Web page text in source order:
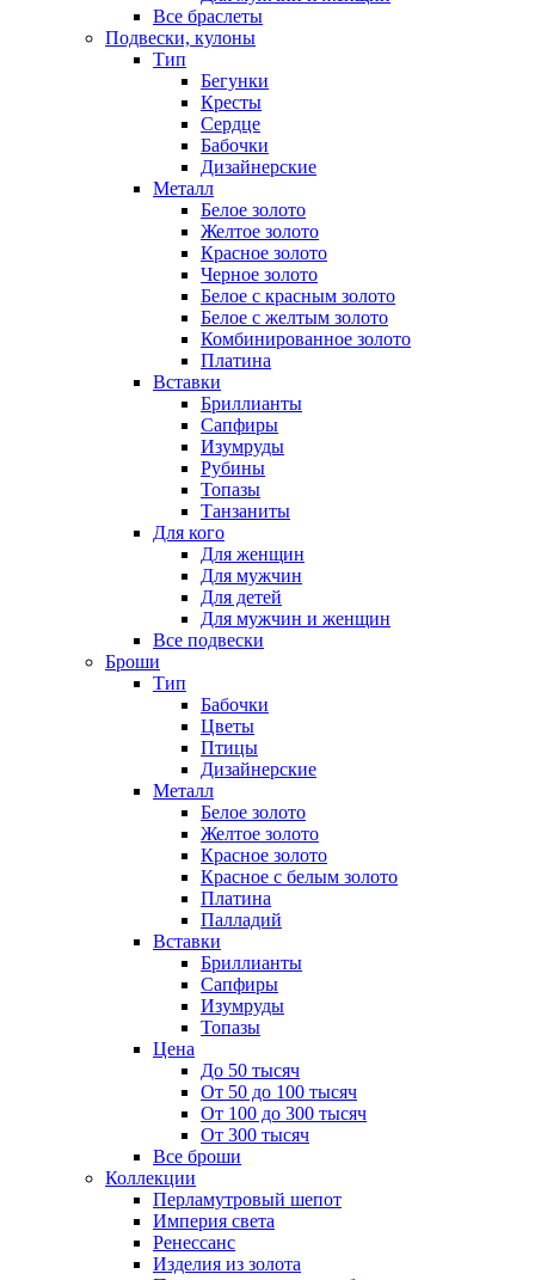
Все браслеты
Подвески, кулоны
Тип
Бегунки
Кресты
Сердце
Бабочки
Дизайнерские
Металл
Белое золото
Желтое золото
Красное золото
Черное золото
Белое с красным золото
Белое с желтым золото
Комбинированное золото
Платина
Вставки
Бриллианты
Сапфиры
Изумруды
Рубины
Топазы
Танзаниты
Для кого
Для женщин
Для мужчин
Для детей
Для мужчин и женщин
Все подвески
Броши
Тип
Бабочки
Цветы
Птицы
Дизайнерские
Металл
Белое золото
Желтое золото
Красное золото
Красное с белым золото
Платина
Палладий
Вставки
Бриллианты
Сапфиры
Изумруды
Топазы
Цена
До 50 тысяч
От 50 до 100 тысяч
От 100 до 300 тысяч
От 300 тысяч
Все броши
Коллекции
Перламутровый шепот
Империя света
Ренессанс
Изделия из золота